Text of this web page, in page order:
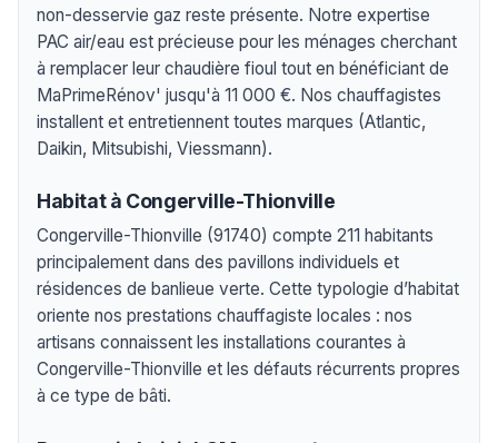
non-desservie gaz reste présente. Notre expertise
PAC air/eau est précieuse pour les ménages cherchant
à remplacer leur chaudière fioul tout en bénéficiant de
MaPrimeRénov' jusqu'à 11 000 €. Nos chauffagistes
installent et entretiennent toutes marques (Atlantic,
Daikin, Mitsubishi, Viessmann).
Habitat à Congerville-Thionville
Congerville-Thionville (91740) compte 211 habitants
principalement dans des pavillons individuels et
résidences de banlieue verte. Cette typologie d’habitat
oriente nos prestations chauffagiste locales : nos
artisans connaissent les installations courantes à
Congerville-Thionville et les défauts récurrents propres
à ce type de bâti.